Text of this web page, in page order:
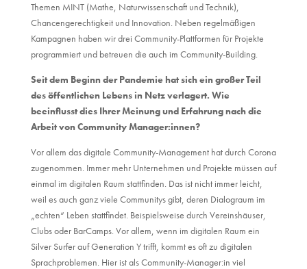
Themen MINT (Mathe, Naturwissenschaft und Technik),
Chancengerechtigkeit und Innovation. Neben regelmäßigen
Kampagnen haben wir drei Community-Plattformen für Projekte
programmiert und betreuen die auch im Community-Building.
Seit dem Beginn der Pandemie hat sich ein großer Teil
des öffentlichen Lebens in Netz verlagert. Wie
beeinflusst dies Ihrer Meinung und Erfahrung nach die
Arbeit von Community Manager:innen?
Vor allem das digitale Community-Management hat durch Corona
zugenommen. Immer mehr Unternehmen und Projekte müssen auf
einmal im digitalen Raum stattfinden. Das ist nicht immer leicht,
weil es auch ganz viele Communitys gibt, deren Dialograum im
„echten“ Leben stattfindet. Beispielsweise durch Vereinshäuser,
Clubs oder BarCamps. Vor allem, wenn im digitalen Raum ein
Silver Surfer auf Generation Y trifft, kommt es oft zu digitalen
Sprachproblemen. Hier ist als Community-Manager:in viel